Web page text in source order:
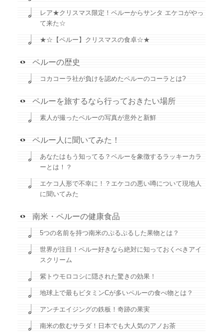
レア★クリスマス限定！ペルーからサンタ エケコがやっ
て来た☆
★☆【ペルー】クリスマスの食卓☆★
ペルーの歴史
コカコーラ社が負けを認めたペルーのコーラとは?
ペルーを旅するなら行っておきたい場所
素人が撮ったペルーの写真が意外と新鮮
ペルー人に聞いてみた！
あなたはもう知ってる？ペルーを象徴するラッキーカラ
ーとは！？
エケコ人形で不幸に！？エケコの悪い噂について現地人
に聞いてみた
南米・ペルーの健康食品
5つの名前を持つ南米のぷるぷるした果物とは？
世界が注目！ペルー好きなら絶対に知っておくべきアイ
スクリーム
紫トウモロコシに隠された驚きの効果！
地球上で最もビタミンCが多いペルーの食べ物とは？
アンチエイジングの鉄板！奇跡の果実
南米の飲むサラダ！日本でも大人気のアノお茶